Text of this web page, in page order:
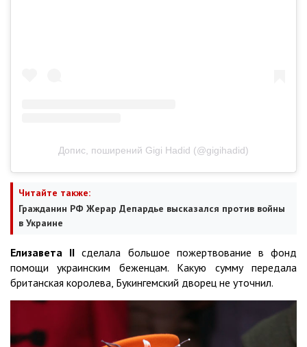
Допис, поширений Gigi Hadid (@gigihadid)
Читайте также:
Гражданин РФ Жерар Депардье высказался против войны
в Украине
Елизавета II сделала большое пожертвование в фонд
помощи украинским беженцам. Какую сумму передала
британская королева, Букингемский дворец не уточнил.